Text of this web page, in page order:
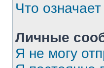
Что
Личные
Я не могу